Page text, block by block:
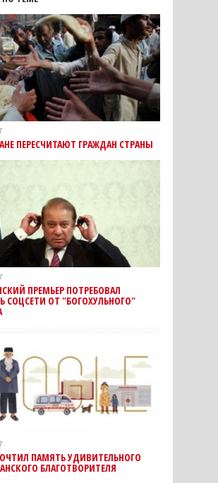
ПЕРЕСЧИТАЮТ ГРАЖДАН СТРАНЫ
ПРЕМЬЕР ПОТРЕБОВАЛ
СОЦСЕТИ ОТ "БОГОХУЛЬНОГО"
ПОЧТИЛ ПАМЯТЬ УДИВИТЕЛЬНОГО
БЛАГОТВОРИТЕЛЯ